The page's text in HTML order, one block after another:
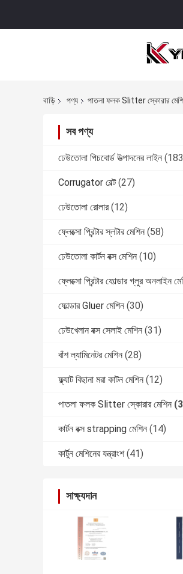
বাড়ি পণ্য পাতলা ফলক Slitter স্কোরার
সব পণ্য
ঢেউতোলা পিচবোর্ড উত্পাদনের লাইন
Corrugator বেল্ট (27)
ঢেউতোলা রোলার (12)
ফ্লেক্সো প্রিন্টার স্লটার মেশিন (58)
ঢেউতোলা কার্টন বক্স মেশিন (10)
ফ্লেক্সো প্রিন্টার ফোল্ডার গ্লুর অনলাইন
ফোল্ডার Gluer মেশিন (30)
ঢেউখেলান বক্স সেলাই মেশিন (31)
বাঁশ ল্যামিনেটর মেশিন (28)
ফ্ল্যাট বিছানা মরা কাটন মেশিন (12)
পাতলা ফলক Slitter স্কোরার মেশিন
কার্টন বক্স strapping মেশিন (14)
কার্টুন মেশিনের যন্ত্রাংশ (41)
সাক্ষ্যদান